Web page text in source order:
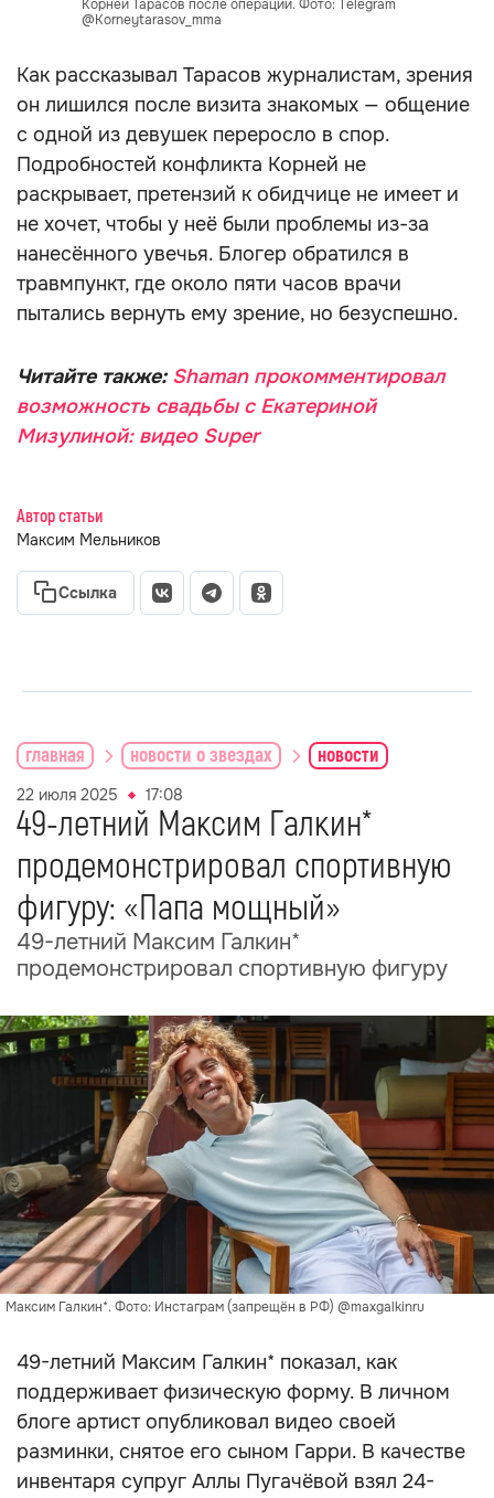
Корней Тарасов после операции. Фото: Telegram
@Korneytarasov_mma
Как рассказывал Тарасов журналистам, зрения
он лишился после визита знакомых — общение
с одной из девушек переросло в спор.
Подробностей конфликта Корней не
раскрывает, претензий к обидчице не имеет и
не хочет, чтобы у неё были проблемы из-за
нанесённого увечья. Блогер обратился в
травмпункт, где около пяти часов врачи
пытались вернуть ему зрение, но безуспешно.
Читайте также: Shaman прокомментировал
возможность свадьбы с Екатериной
Мизулиной: видео Super
Автор статьи
Максим Мельников
Ссылка
главная новости о звездах новости
22 июля 2025 17:08
49-летний Максим Галкин*
продемонстрировал спортивную
фигуру: «Папа мощный»
49-летний Максим Галкин*
продемонстрировал спортивную фигуру
Максим Галкин*. Фото: Инстаграм (запрещён в РФ) @maxgalkinru
49-летний Максим Галкин* показал, как
поддерживает физическую форму. В личном
блоге артист опубликовал видео своей
разминки, снятое его сыном Гарри. В качестве
инвентаря супруг Аллы Пугачёвой взял 24-